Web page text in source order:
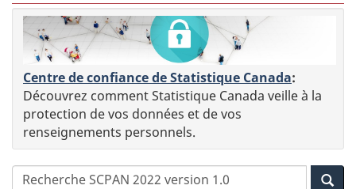
Centre de confiance de Statistique Canada:
Découvrez comment Statistique Canada veille à la
protection de vos données et de vos
renseignements personnels.